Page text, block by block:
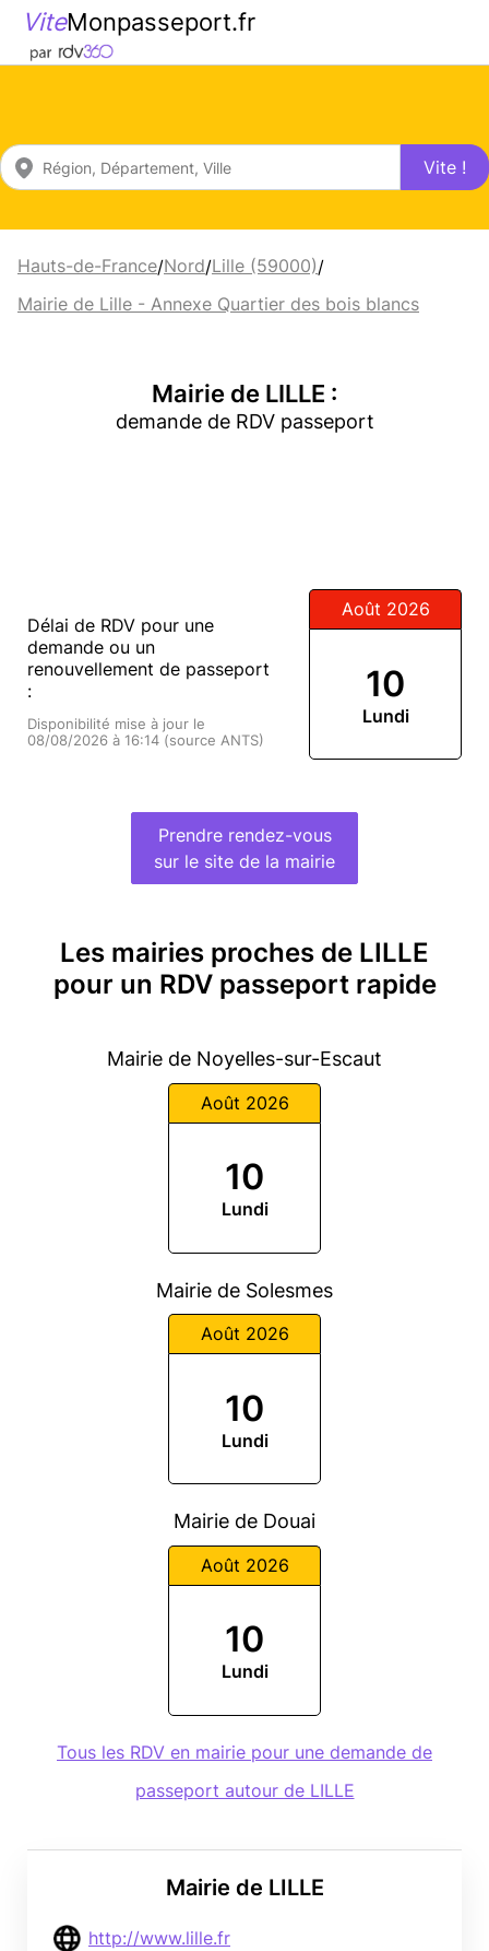
ViteMonpasseport.fr
Vite !
Hauts-de-France/Nord/Lille (59000)/
Mairie de Lille - Annexe Quartier des bois blancs
Mairie de LILLE :
demande de RDV passeport
Mairie de LILLE
http://www.lille.fr
Délai de RDV pour une
demande ou un
renouvellement de passeport
:
Disponibilité mise à jour le
08/08/2026 à 16:14 (source ANTS)
Août 2026
10
Lundi
Prendre rendez-vous
sur le site de la mairie
Les mairies proches de LILLE
pour un RDV passeport rapide
Mairie de Noyelles-sur-Escaut
Août 2026
10
Lundi
Mairie de Solesmes
Août 2026
10
Lundi
Mairie de Douai
Août 2026
10
Lundi
Tous les RDV en mairie pour une demande de
passeport autour de LILLE